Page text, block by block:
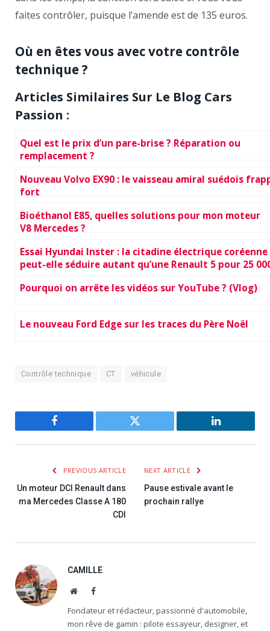
faites contrôler, puisque l’amende est de 135 euros.
Où en êtes vous avec votre contrôle
technique ?
Articles Similaires Sur Le Blog Cars
Passion :
Quel est le prix d’un pare-brise ? Réparation ou
remplacement ?
Nouveau Volvo EX90 : le vaisseau amiral suédois
fort
Bioéthanol E85, quelles solutions pour mon moteur
V8 Mercedes ?
Essai Hyundai Inster : la citadine électrique coréenne
peut-elle séduire autant qu’une Renault 5 pour 25
Pourquoi on arrête les vidéos sur YouTube ? (Vlog)
Le nouveau Ford Edge sur les traces du Père Noël
Contrôle technique CT véhicule
Facebook Twitter LinkedIn
PREVIOUS ARTICLE
Un moteur DCI Renault dans
ma Mercedes Classe A 180
CDI
NEXT ARTICLE
Pause estivale avant le
prochain rallye
CAMILLE
WebsiteFacebook
Fondateur et rédacteur, passionné d'automobile,
mon rêve de gamin : pilote essayeur, designer, et